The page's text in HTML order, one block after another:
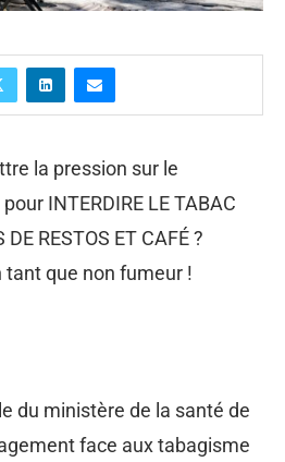
la pression sur le
INTERDIRE LE TABAC
DE RESTOS ET CAFÉ ?
tant que non fumeur !
du ministère de la santé de
face aux tabagisme